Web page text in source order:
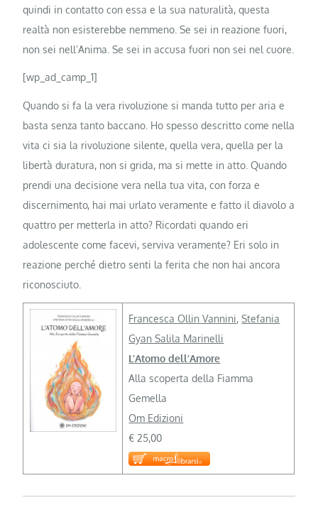
quindi in contatto con essa e la sua naturalità, questa
realtà non esisterebbe nemmeno. Se sei in reazione fuori,
non sei nell’Anima. Se sei in accusa fuori non sei nel cuore.
[wp_ad_camp_1]
Quando si fa la vera rivoluzione si manda tutto per aria e
basta senza tanto baccano. Ho spesso descritto come nella
vita ci sia la rivoluzione silente, quella vera, quella per la
libertà duratura, non si grida, ma si mette in atto. Quando
prendi una decisione vera nella tua vita, con forza e
discernimento, hai mai urlato veramente e fatto il diavolo a
quattro per metterla in atto? Ricordati quando eri
adolescente come facevi, serviva veramente? Eri solo in
reazione perché dietro senti la ferita che non hai ancora
riconosciuto.
Francesca Ollin Vannini,Stefania
Gyan Salila Marinelli
L’Atomo dell’Amore
Alla scoperta della Fiamma
Gemella
Om Edizioni
€ 25,00